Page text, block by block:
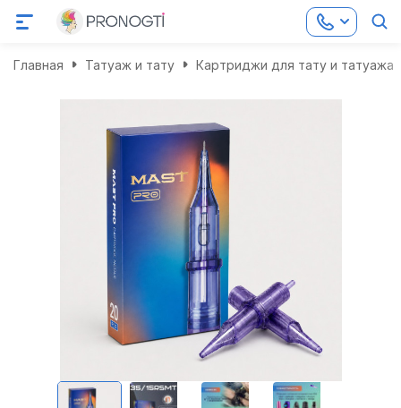
Главная Татуаж и тату Картриджи для тату и татуажа